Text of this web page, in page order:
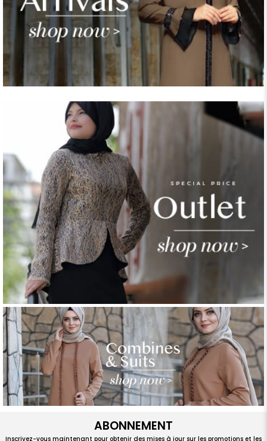
ABONNEMENT
Inscrivez-vous maintenant pour obtenir des mises à jour sur les promotions et les